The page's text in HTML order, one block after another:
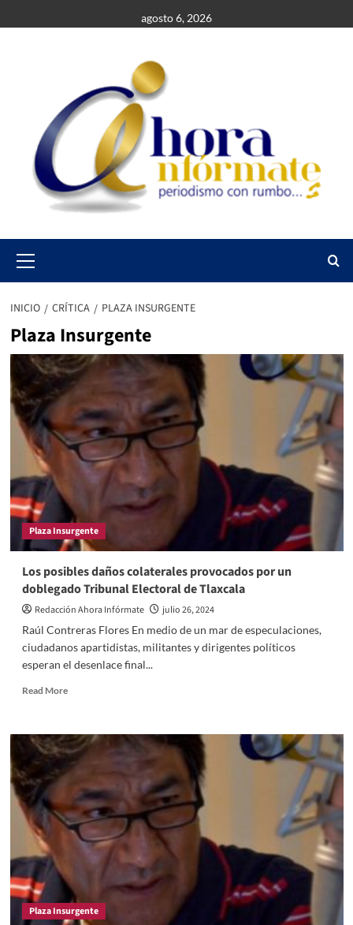
al
agosto 6, 2026
Menu
INICIO CRÍTICA PLAZA INSURGENTE
Plaza Insurgente
Plaza Insurgente
Los posibles daños colaterales provocados por un
doblegado Tribunal Electoral de Tlaxcala
Redacción Ahora Infórmate
julio 26, 2024
Raúl Contreras Flores En medio de un mar de especulaciones,
ciudadanos apartidistas, militantes y dirigentes políticos
esperan el desenlace final...
Read MoreRead
Los
posibles
daños
colaterales
provocados
por
un
doblegado
Tribunal
Electoral
de
Tlaxcala
Plaza Insurgente